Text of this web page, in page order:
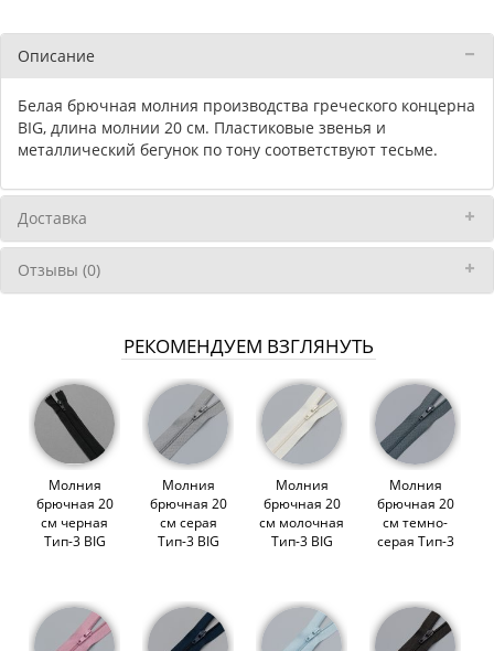
Описание
Белая брючная молния производства греческого концерна
BIG, длина молнии 20 см. Пластиковые звенья и
металлический бегунок по тону соответствуют тесьме.
Доставка
Отзывы (0)
РЕКОМЕНДУЕМ ВЗГЛЯНУТЬ
Молния
брючная 20
см черная
Тип-3 BIG
Молния
брючная 20
см серая
Тип-3 BIG
Молния
брючная 20
см молочная
Тип-3 BIG
Молния
брючная 20
см темно-
серая Тип-3